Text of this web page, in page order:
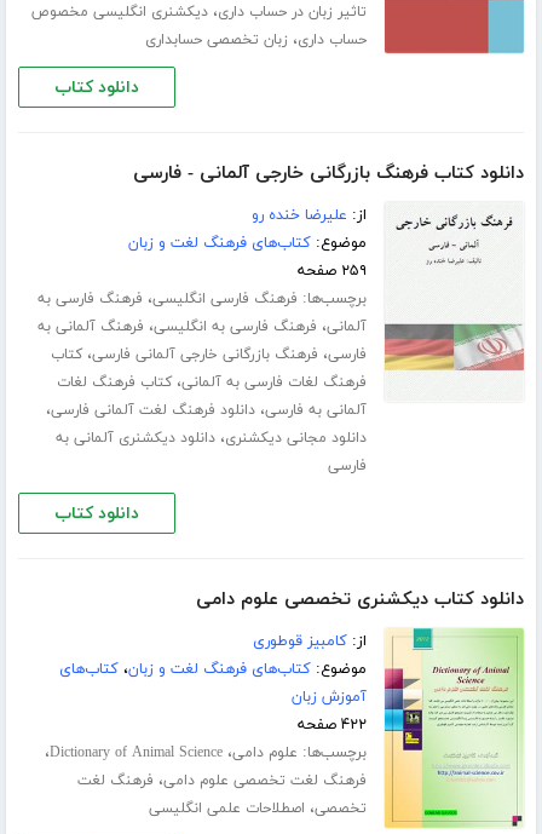
تاثیر زبان در حساب داری،دیکشنری انگلیسی مخصوص
حساب داری، زبان تخصصی حسابداری
دانلود کتاب
دانلود کتاب فرهنگ بازرگانی خارجی آلمانی - فارسی
از: علیرضا خنده رو
موضوع:کتاب‌های فرهنگ لغت و زبان
۲۵۹ صفحه
برچسب‌ها: فرهنگ فارسی انگلیسی، فرهنگ فارسی به
آلمانی، فرهنگ فارسی به انگلیسی، فرهنگ آلمانی به
فارسی، فرهنگ بازرگانی خارجی آلمانی فارسی،کتاب
فرهنگ لغات فارسی به آلمانی،کتاب فرهنگ لغات
آلمانی به فارسی،دانلود فرهنگ لغت آلمانی فارسی،
دانلود مجانی دیکشنری،دانلود دیکشنری آلمانی به
فارسی
دانلود کتاب
دانلود کتاب دیکشنری تخصصی علوم دامی
از:کامبیز قوطوری
موضوع:کتاب‌های فرهنگ لغت و زبان،کتاب‌های
آموزش زبان
۴۲۲ صفحه
برچسب‌ها: علوم دامی،Dictionary of Animal Science،
فرهنگ لغت تخصصی علوم دامی، فرهنگ لغت
تخصصی، اصطلاحات علمی انگلیسی